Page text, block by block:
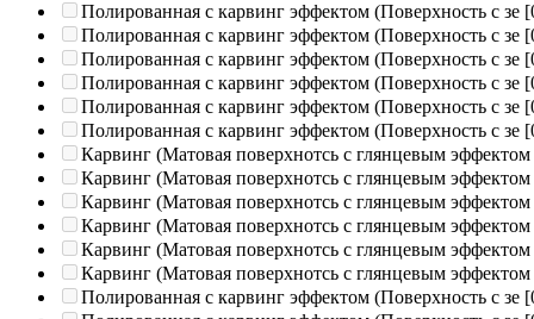
Полированная c карвинг эффектом (Поверхность с зе
Полированная c карвинг эффектом (Поверхность с зе
Полированная c карвинг эффектом (Поверхность с зе
Полированная c карвинг эффектом (Поверхность с зе
Полированная c карвинг эффектом (Поверхность с зе
Полированная c карвинг эффектом (Поверхность с зе
Карвинг (Матовая поверхнотсь с глянцевым эффектом
Карвинг (Матовая поверхнотсь с глянцевым эффектом
Карвинг (Матовая поверхнотсь с глянцевым эффектом
Карвинг (Матовая поверхнотсь с глянцевым эффектом
Карвинг (Матовая поверхнотсь с глянцевым эффектом
Карвинг (Матовая поверхнотсь с глянцевым эффектом
Полированная c карвинг эффектом (Поверхность с зе